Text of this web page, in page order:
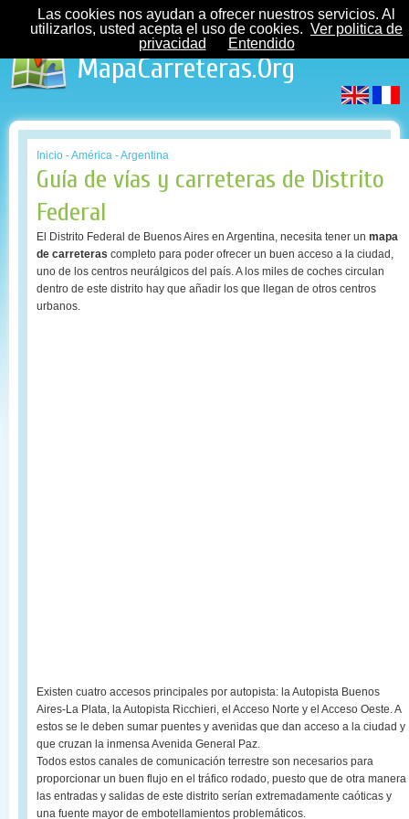
MapaCarreteras.Org
Inicio -América -Argentina
Guía de vías y carreteras de Distrito
Federal
El Distrito Federal de Buenos Aires en Argentina, necesita tener un mapa
de carreteras completo para poder ofrecer un buen acceso a la ciudad,
uno de los centros neurálgicos del país. A los miles de coches circulan
dentro de este distrito hay que añadir los que llegan de otros centros
urbanos.
Existen cuatro accesos principales por autopista: la Autopista Buenos
Aires-La Plata, la Autopista Ricchieri, el Acceso Norte y el Acceso Oeste. A
estos se le deben sumar puentes y avenidas que dan acceso a la ciudad y
que cruzan la inmensa Avenida General Paz.
Todos estos canales de comunicación terrestre son necesarios para
proporcionar un buen flujo en el tráfico rodado, puesto que de otra manera
las entradas y salidas de este distrito serían extremadamente caóticas y
una fuente mayor de embotellamientos problemáticos.
Las cookies nos ayudan a ofrecer nuestros servicios. Al
utilizarlos, usted acepta el uso de cookies. Ver politica de
privacidad
Entendido